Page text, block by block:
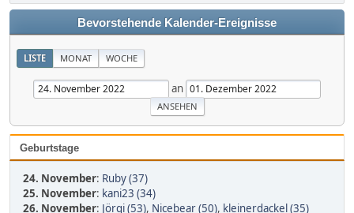
Bevorstehende Kalender-Ereignisse
LISTE MONAT WOCHE
an
Geburtstage
24. November: Ruby (37)
25. November: kani23 (34)
26. November: Jörgi (53), Nicebear (50), kleinerdackel (35)